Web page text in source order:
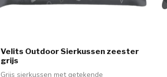
Velits Outdoor Sierkussen zeester
grijs
Grijs sierkussen met getekende